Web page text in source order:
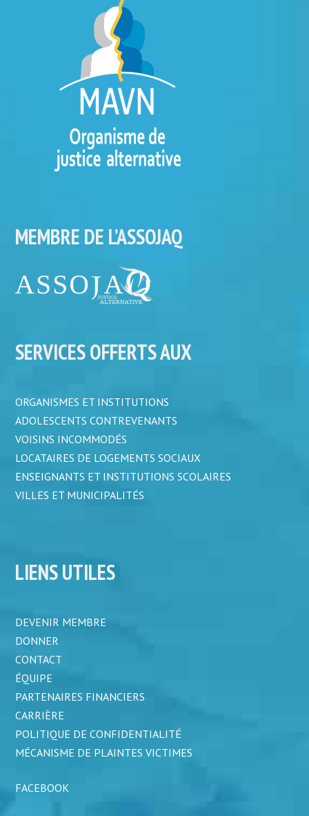
MEMBRE DE L’ASSOJAQ
SERVICES OFFERTS AUX
ORGANISMES ET INSTITUTIONS
ADOLESCENTS CONTREVENANTS
VOISINS INCOMMODÉS
LOCATAIRES DE LOGEMENTS SOCIAUX
ENSEIGNANTS ET INSTITUTIONS SCOLAIRES
VILLES ET MUNICIPALITÉS
LIENS UTILES
DEVENIR MEMBRE
DONNER
CONTACT
ÉQUIPE
PARTENAIRES FINANCIERS
CARRIÈRE
POLITIQUE DE CONFIDENTIALITÉ
MÉCANISME DE PLAINTES VICTIMES
FACEBOOK